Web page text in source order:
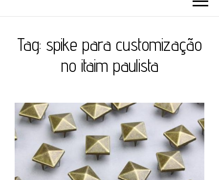
Tag: spike para customização
no itaim paulista